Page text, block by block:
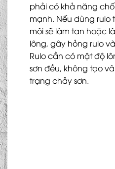
phải có khả năng
mạnh. Nếu dùng
môi sẽ làm tan hoặc
lông, gây hỏng rulo
Rulo cần có mật độ
sơn đều, không tạo
trạng chảy sơn.